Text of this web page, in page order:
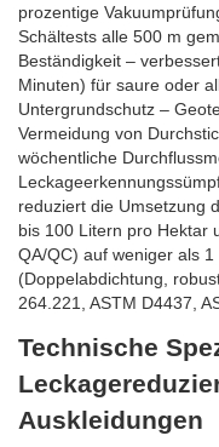
prozentige
Schältests alle 500 m
Beständigkeit –
Minuten) für saure oder
Untergrundschutz –
Vermeidung von
wöchentliche
reduziert die Umsetzung
bis 100 Litern pro Hektar
QA/QC) auf weniger als
(Doppelabdichtung,
264.221, ASTM D4437,
Technische
Auskleidungen